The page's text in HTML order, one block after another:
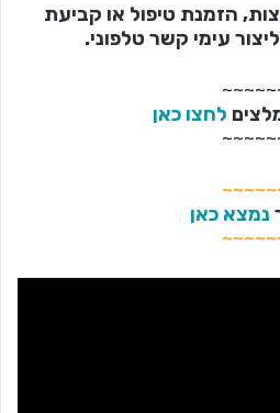
הזמנת טיפול או קביעת
עימי קשר טלפוני.
לחצו כאן
נמצא כאן